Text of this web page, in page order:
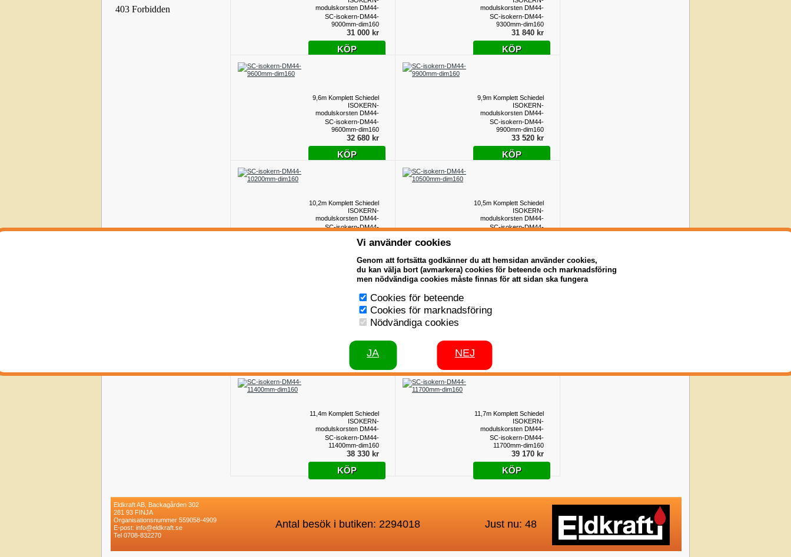
modulskorsten DM44-
dim160
SC-isokern-DM44-
9000mm-dim160
31 000 kr
KÖP
modulskorsten DM44-
dim160
SC-isokern-DM44-
9300mm-dim160
31 840 kr
KÖP
9,6m Komplett Schiedel
ISOKERN-
modulskorsten DM44-
dim160
SC-isokern-DM44-
9600mm-dim160
32 680 kr
KÖP
9,9m Komplett Schiedel
ISOKERN-
modulskorsten DM44-
dim160
SC-isokern-DM44-
9900mm-dim160
33 520 kr
KÖP
10,2m Komplett Schiedel
ISOKERN-
modulskorsten DM44-
dim160
SC-isokern-DM44-
34 360 kr
10,5m Komplett Schiedel
ISOKERN-
modulskorsten DM44-
dim160
SC-isokern-DM44-
KÖP
10,8m Komplett Schiedel
ISOKERN-
modulskorsten DM44-
10800mm-dim160
36 650 kr
KÖP
11,1m Komplett Schiedel
11,4m Komplett Schiedel
ISOKERN-
modulskorsten DM44-
dim160
SC-isokern-DM44-
11400mm-dim160
38 330 kr
KÖP
11,7m Komplett Schiedel
ISOKERN-
modulskorsten DM44-
dim160
SC-isokern-DM44-
11700mm-dim160
39 170 kr
KÖP
Eldkraft AB, Backagården 302
281 93 FINJA
Organisationsnummer 559058-4909
E-post: info@eldkraft.se
Tel 0708-832270
Antal besök i butiken: 2294018 Just nu: 48
Vi använder cookies
Genom att fortsätta godkänner du att hemsidan använder cookies,
du kan välja bort (avmarkera) cookies för beteende och marknadsföring
men nödvändiga cookies måste finnas för att sidan ska fungera
Cookies för beteende
Cookies för marknadsföring
Nödvändiga cookies
JA NEJ